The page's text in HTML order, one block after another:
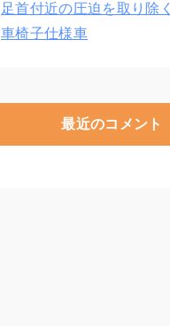
足首付近の圧迫を取り除く
車椅子仕様車
最近のコメント